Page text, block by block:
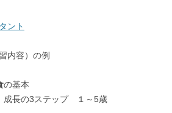
ント
内容）の例
の基本
成長の3ステップ １～5歳